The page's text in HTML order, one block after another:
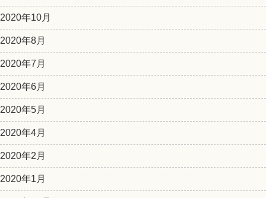
2020年10月
2020年8月
2020年7月
2020年6月
2020年5月
2020年4月
2020年2月
2020年1月